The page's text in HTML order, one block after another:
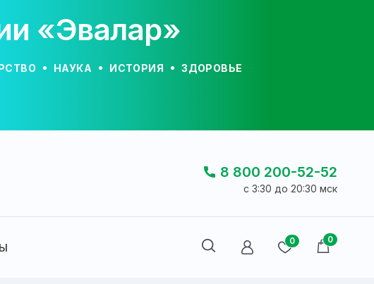
«Эвалар»
НАУКА ИСТОРИЯ ЗДОРОВЬЕ
8 800 200-52-52
c 3:30 до 20:30 мск
0 0